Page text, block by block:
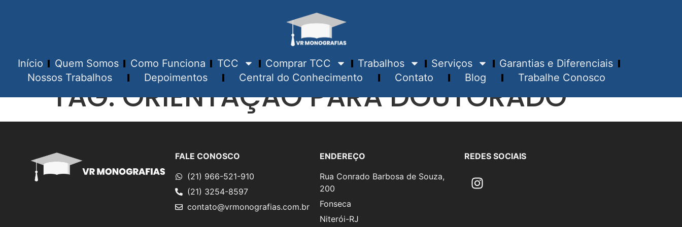
Início Quem Somos Como Funciona TCC Comprar TCC Trabalhos Serviços
Garantias e Diferenciais
Nossos Trabalhos
Depoimentos Central do Conhecimento Contato Blog Trabalhe Conosco
TAG:ORIENTAÇÃO PARA DOUTORADO
FALE CONOSCO
(21) 966-521-910
(21) 3254-8597
contato@vrmonografias.com.br
ENDEREÇO
Rua Conrado Barbosa de Souza,
200
Fonseca
Niterói-RJ
REDES SOCIAIS